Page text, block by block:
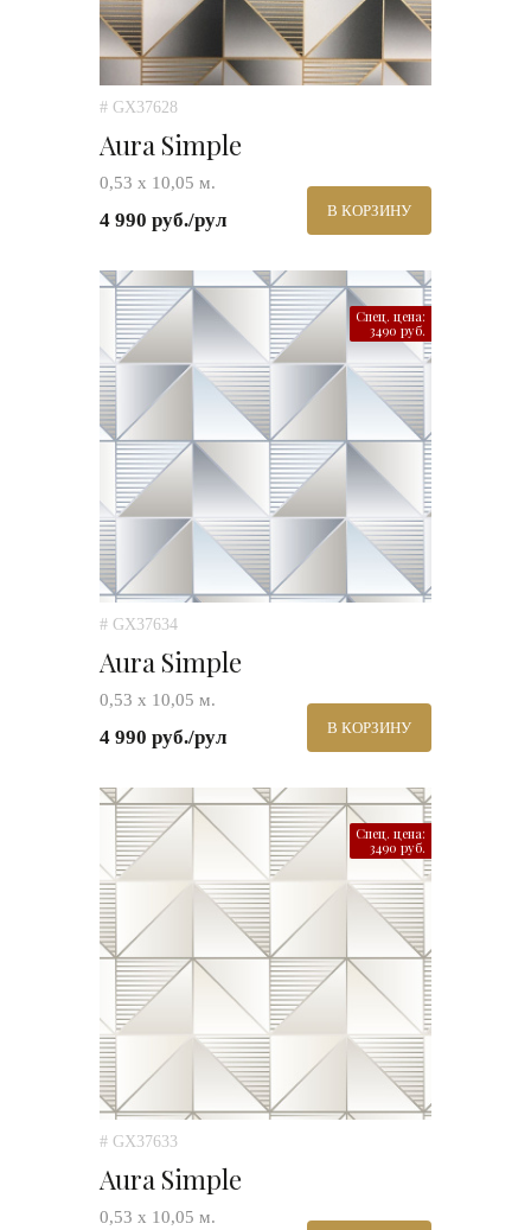
# GX37628
Aura Simple
0,53 х 10,05 м.
4 990 руб./рул В КОРЗИНУ
Спец. цена:
3490 руб.
# GX37634
Aura Simple
0,53 х 10,05 м.
4 990 руб./рул В КОРЗИНУ
Спец. цена:
3490 руб.
# GX37633
Aura Simple
0,53 х 10,05 м.